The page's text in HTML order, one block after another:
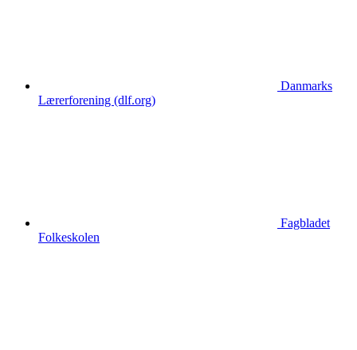
Danmarks
Lærerforening (dlf.org)
Fagbladet
Folkeskolen